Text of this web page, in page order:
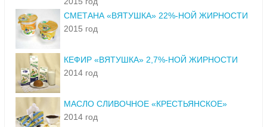
СМЕТАНА «ВЯТУШКА» 22%-НОЙ ЖИРНОСТИ
2015 год
КЕФИР «ВЯТУШКА» 2,7%-НОЙ ЖИРНОСТИ
2014 год
МАСЛО СЛИВОЧНОЕ «КРЕСТЬЯНСКОЕ»
2014 год